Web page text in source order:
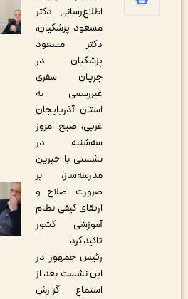
اطلاع‌رسانی دکتر
مسعود پزشکیان،
دکتر مسعود
پزشکیان در
جریان سفری
غیررسمی به
استان آذربایجان
غربی، صبح امروز
سه‌شنبه در
نشستی با خیرین
مدرسه‌ساز، بر
ضرورت اصلاح و
ارتقای کیفی نظام
آموزشی کشور
تاکید کرد.
رئیس جمهور در
این نشست بعد از
استماع گزارش